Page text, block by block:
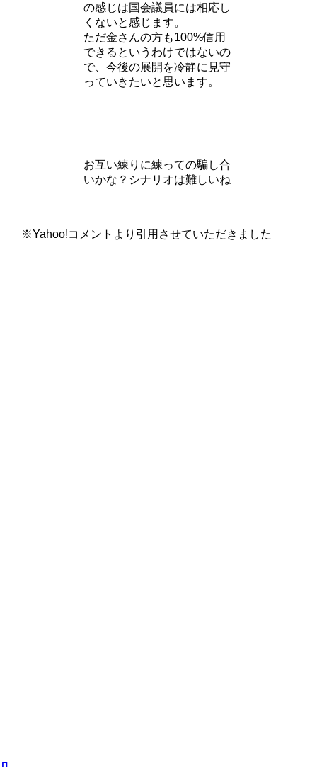
の感じは国会議員には相応し
くないと感じます。
ただ金さんの方も100%信用
できるというわけではないの
で、今後の展開を冷静に見守
っていきたいと思います。
お互い練りに練っての騙し合
いかな？シナリオは難しいね
※Yahoo!コメントより引用させていただきました